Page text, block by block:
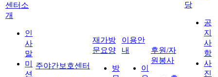
센터소
개
인
사
말
미
션
주야간보호센터
재가방
문요양
방
이용안
내
이
후원/자
원봉사
당
공
지
사
항
사
진